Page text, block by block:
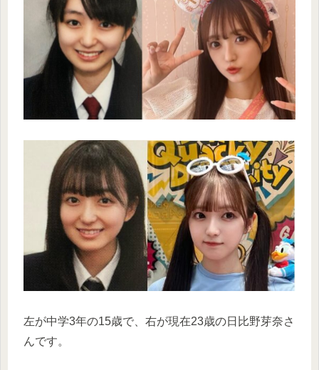
左が中学3年の15歳で、右が現在23歳の日比野芽奈さ
んです。